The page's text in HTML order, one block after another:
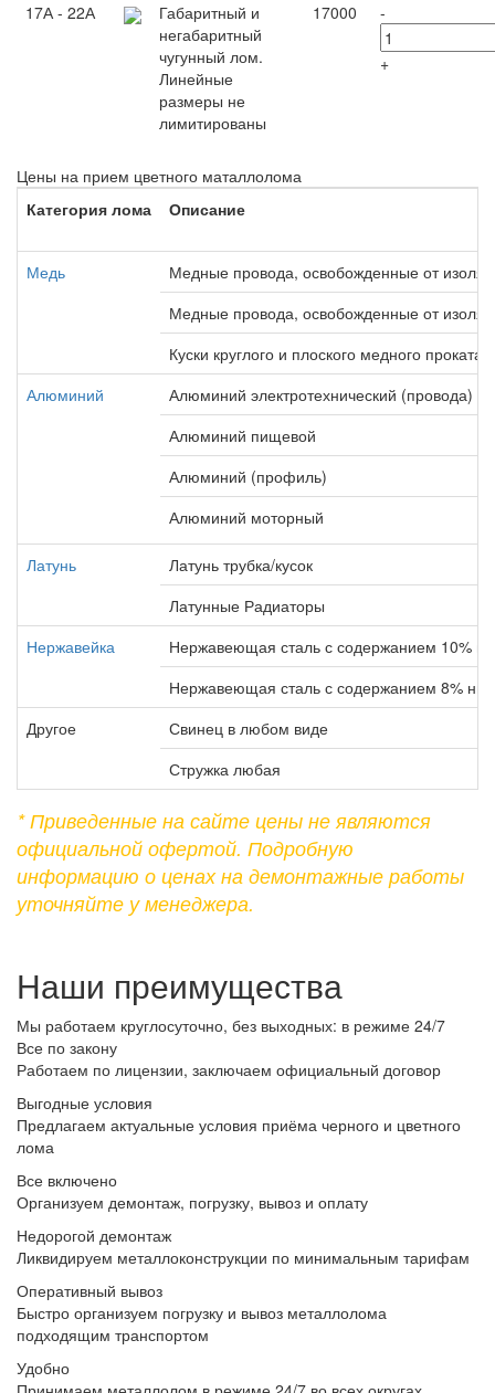
17А - 22А
Габаритный и
негабаритный
чугунный лом.
Линейные
размеры не
лимитированы
17000 -
+
Цены на прием цветного маталлолома
Категория лома
Описание
Медь
Медные провода, освобожденные от
Медные провода, освобожденные от
Куски круглого и плоского медного проката
Алюминий
Алюминий электротехнический (провода)
Алюминий пищевой
Алюминий (профиль)
Алюминий моторный
Латунь
Латунь трубка/кусок
Латунные Радиаторы
Нержавейка
Нержавеющая сталь с содержанием 10%
Нержавеющая сталь с содержанием 8%
Другое
Свинец в любом виде
Стружка любая
* Приведенные на сайте цены не являются
официальной офертой. Подробную
информацию о ценах на демонтажные работы
уточняйте у менеджера.
Наши преимущества
Мы работаем круглосуточно, без выходных: в режиме 24/7
Все по закону
Работаем по лицензии, заключаем официальный договор
Выгодные условия
Предлагаем актуальные условия приёма черного и цветного
лома
Все включено
Организуем демонтаж, погрузку, вывоз и оплату
Недорогой демонтаж
Ликвидируем металлоконструкции по минимальным тарифам
Оперативный вывоз
Быстро организуем погрузку и вывоз металлолома
подходящим транспортом
Удобно